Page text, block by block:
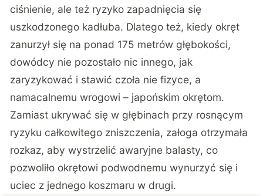
ciśnienie, ale też ryzyko zapadnięcia się
uszkodzonego kadłuba. Dlatego też, kiedy okręt
zanurzył się na ponad 175 metrów głębokości,
dowódcy nie pozostało nic innego, jak
zaryzykować i stawić czoła nie fizyce, a
namacalnemu wrogowi – japońskim okrętom.
Zamiast ukrywać się w głębinach przy rosnącym
ryzyku całkowitego zniszczenia, załoga otrzymała
rozkaz, aby wystrzelić awaryjne balasty, co
pozwoliło okrętowi podwodnemu wynurzyć się i
uciec z jednego koszmaru w drugi.